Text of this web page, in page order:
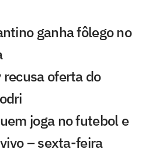
ganha fôlego no
oferta do
joga no futebol e
– sexta-feira